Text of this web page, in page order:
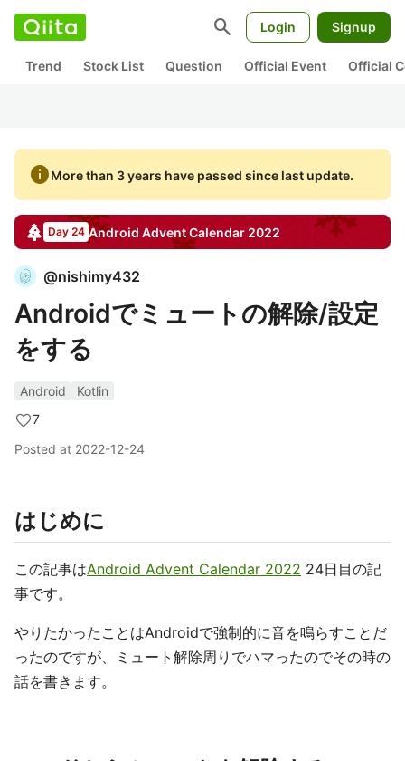
search Login Signup
Trend Stock List Question Official Event Official
infoMore than 3 years have passed since last update.
Day 24 Android Advent Calendar 2022
@nishimy432
Androidでミュートの解除/設定
をする
Android
Kotlin
7
Posted at 2022-12-24
はじめに
この記事はAndroid Advent Calendar 2022 24日目の記
事です。
やりたかったことはAndroidで強制的に音を鳴らすことだ
ったのですが、ミュート解除周りでハマったのでその時の
話を書きます。